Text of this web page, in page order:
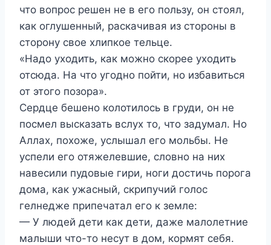
что вопрос решен не в его пользу, он стоял,
как оглушенный, раскачивая из стороны в
сторону свое хлипкое тельце.
«Надо уходить, как можно скорее уходить
отсюда. На что угодно пойти, но избавиться
от этого позора».
Сердце бешено колотилось в груди, он не
посмел высказать вслух то, что задумал. Но
Аллах, похоже, услышал его мольбы. Не
успели его отяжелевшие, словно на них
навесили пудовые гири, ноги достичь порога
дома, как ужасный, скрипучий голос
гелнедже припечатал его к земле:
— У людей дети как дети, даже малолетние
малыши что-то несут в дом, кормят себя.